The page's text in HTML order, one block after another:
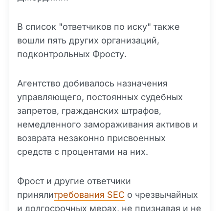
В список "ответчиков по иску" также
вошли пять других организаций,
подконтрольных Фросту.
Агентство добивалось назначения
управляющего, постоянных судебных
запретов, гражданских штрафов,
немедленного замораживания активов и
возврата незаконно присвоенных
средств с процентами на них.
Фрост и другие ответчики
принялитребования SEC о чрезвычайных
и долгосрочных мерах, не признавая и не